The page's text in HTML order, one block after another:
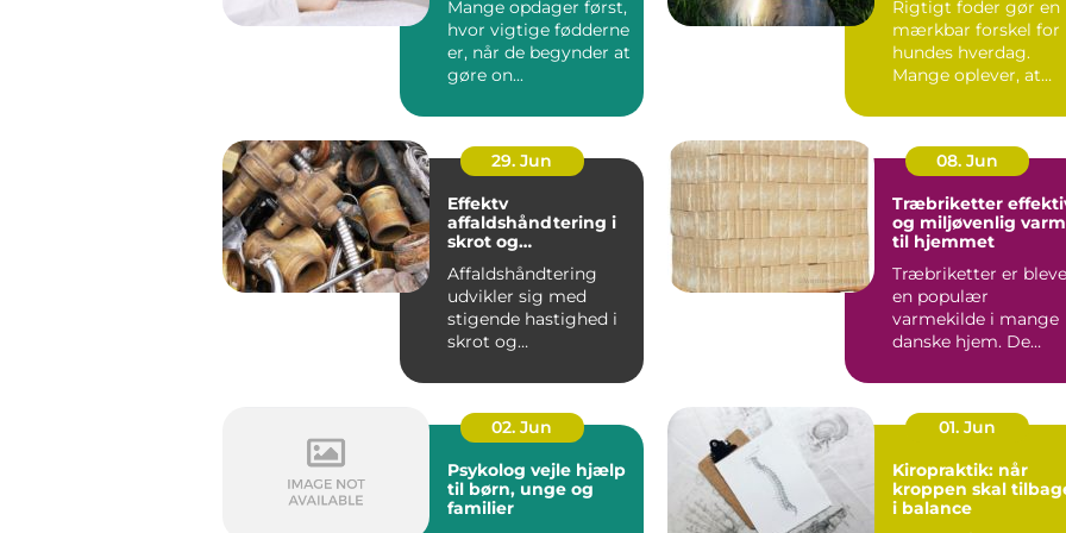
Mange opdager først,
hvor vigtige fødderne
er, når de begynder at
gøre on...
Rigtigt foder gør en
mærkbar forskel for
hundes hverdag.
Mange oplever, at
29. Jun
Effektv
affaldshåndtering i
skrot og
Affaldshåndtering
udvikler sig med
stigende hastighed i
skrot og
stramme...
08. Jun
Træbriketter effektiv
og miljøvenlig
til hjemmet
Træbriketter er
en populær
varmekilde i mange
danske hjem. De
er nemme...
02. Jun
Psykolog vejle hjælp
til børn, unge og
familier
01. Jun
Kiropraktik: når
kroppen skal
i balance